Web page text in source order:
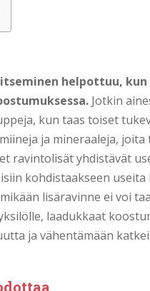
helpottuu,
Jotkin
kun taas toiset
ja mineraaleja,
ravintolisät yhdistävät
kohdistaakseen useita
lisäravinne ei voi
laadukkaat
ja vähentämään